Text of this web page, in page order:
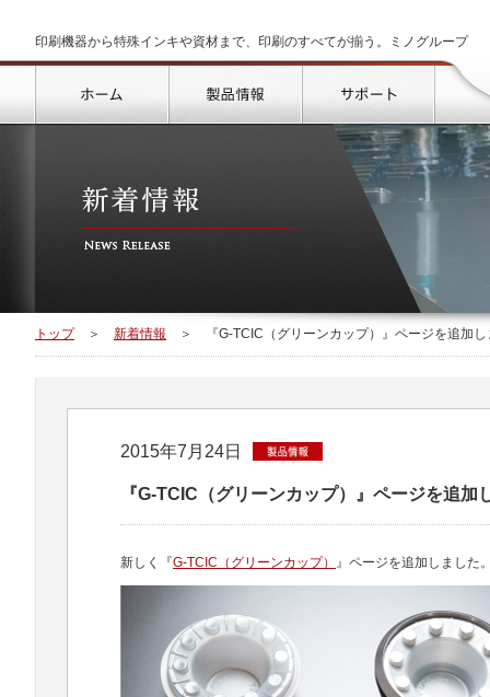
印刷機器から特殊インキや資材まで、印刷のすべてが揃う。ミノグループ
トップ
製品情報 サポート
トップ ＞ 新着情報 ＞ 『G-TCIC（グリーンカップ）』ページを追加
2015年7月24日
『G-TCIC（グリーンカップ）』ページを追加
新しく『G-TCIC（グリーンカップ） 』ページを追加しました